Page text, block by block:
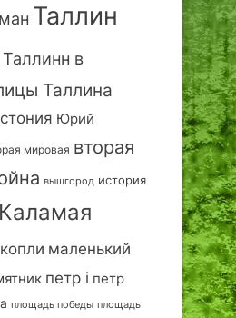
Таллин
Таллинн в
Таллина
Юрий
мировая вторая
вышгород история
копли маленький
петр i петр
площадь победы площадь